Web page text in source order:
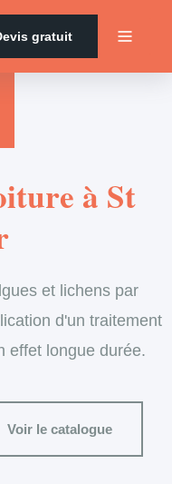
gratuit
à St
et lichens par
d'un traitement
effet longue durée.
Voir le catalogue